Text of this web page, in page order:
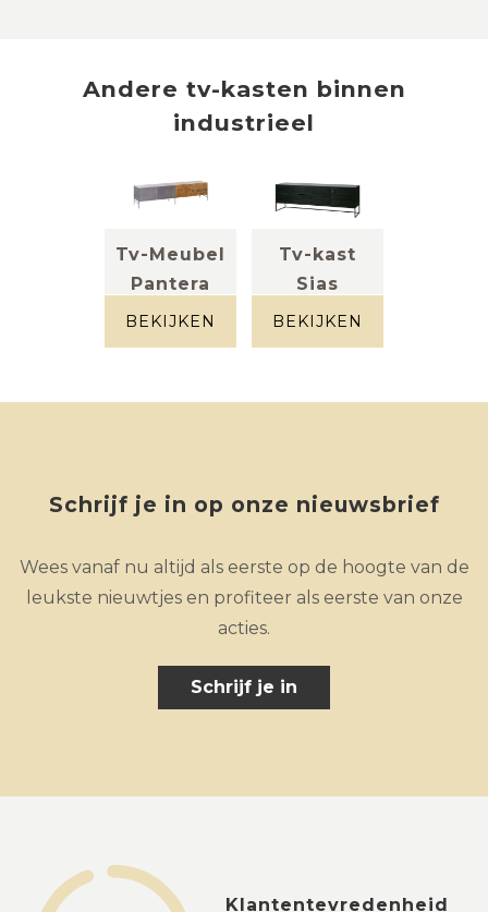
Andere tv-kasten binnen
industrieel
Tv-Meubel
Pantera
+ staal
BEKIJKEN
Tv-kast
Sias
essen +
metaal
BEKIJKEN
Schrijf je in op onze nieuwsbrief
Wees vanaf nu altijd als eerste op de hoogte van de
leukste nieuwtjes en profiteer als eerste van onze
acties.
Schrijf je in
Klantentevredenheid